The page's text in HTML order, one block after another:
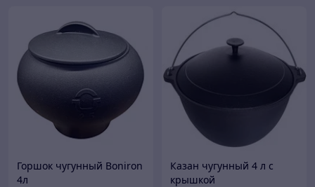
Горшок чугунный Boniron
4л
Казан чугунный 4 л с
крышкой